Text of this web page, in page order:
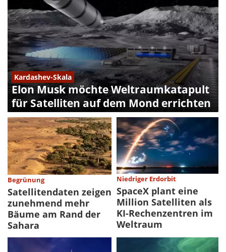
Kardashev-Skala
Elon Musk möchte Weltraumkatapult
für Satelliten auf dem Mond errichten
Begrünung
Satellitendaten zeigen
zunehmend mehr
Bäume am Rand der
Sahara
Niedriger Erdorbit
SpaceX plant eine
Million Satelliten als
KI-Rechenzentren im
Weltraum